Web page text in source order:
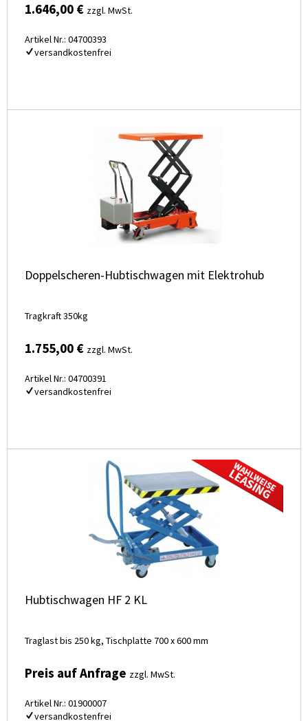
1.646,00 € zzgl. MwSt.
Artikel Nr.: 04700393
versandkostenfrei
Doppelscheren-Hubtischwagen mit Elektrohub
Tragkraft 350kg
1.755,00 € zzgl. MwSt.
Artikel Nr.: 04700391
versandkostenfrei
Hubtischwagen HF 2 KL
Traglast bis 250 kg, Tischplatte 700 x 600 mm
Preis auf Anfrage zzgl. MwSt.
Artikel Nr.: 01900007
versandkostenfrei